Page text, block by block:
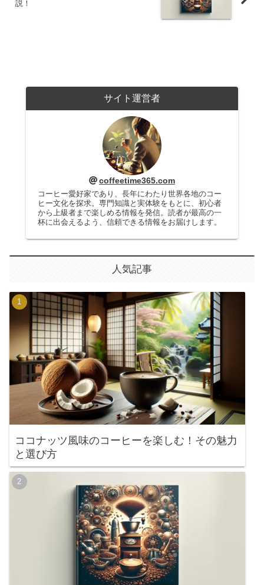
説！
サイト運営者
coffeetime365.com
コーヒー愛好家であり、長年にわたり世界各地のコー
ヒー文化を探求。専門知識と実体験をもとに、初心者
から上級者まで楽しめる情報を発信。読者が最高の一
杯に出会えるよう、信頼できる情報をお届けします。
人気記事
ココナッツ風味のコーヒーを楽しむ！その魅力
と選び方